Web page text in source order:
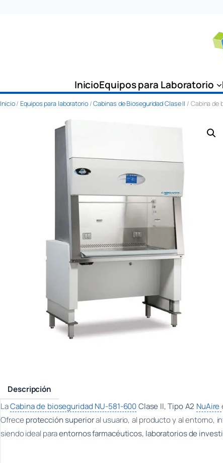
InicioEquipos para Laboratorio
Inicio/Equipos para laboratorio/Cabinas de Bioseguridad Clase II / Cabina de
Descripción
LaCabina de bioseguridad NU-581-600Clase II, Tipo A2 NuAire
Ofrece protección superioral usuario, al producto y al entorno,
siendo ideal paraentornos farmacéuticos, laboratorios de